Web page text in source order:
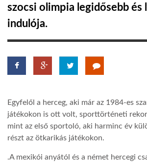
GLOBOZSARU
GLOBOBOOK
szocsi olimpia legidősebb és
indulója.
Egyfelől a herceg, aki már az 1984-es
játékokon is ott volt, sporttörténeti
mint az első sportoló, aki harminc év
részt az ötkarikás játékokon.
.A mexikói anyától és a német hercegi